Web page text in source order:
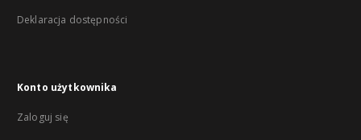
Deklaracja dostępności
Konto użytkownika
Zaloguj się